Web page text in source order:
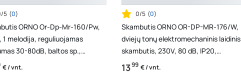
5 (0)
ORNO Or-Dp-Mr-160/Pw,
1 melodija, reguliuojamas
30-80dB, baltos sp.,
€ / vnt.
0/5 (0)
Skambutis ORNO OR-DP-MR-176/W,
dviejų tonų elektromechaninis laidinis
skambutis, 230V, 80 dB, IP20,
105x170x45mm, baltos...
1399 € / vnt.